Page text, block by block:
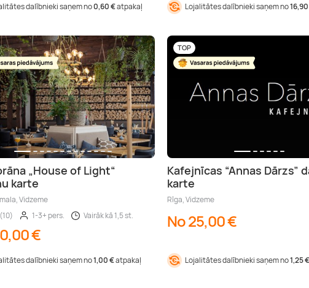
dalībnieki saņem no0,60 €atpakaļ Lojalitātes dalībnieki saņem no
„House of Light“
karte
Vidzeme
1-3+ pers. Vairāk kā 1,5 st.
€
dalībnieki saņem no1,00 €atpakaļ
TOP
Kafejnīcas “Annas Dārzs”
karte
Rīga, Vidzeme
No 25,00 €
Lojalitātes dalībnieki saņem no1,25 €